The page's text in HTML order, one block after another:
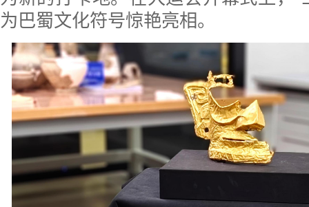
为巴蜀文化符号惊艳亮相。